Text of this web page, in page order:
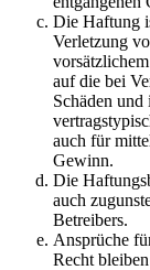
Die Haftung
Verletzung
auf die bei
Schäden
auch für
Gewinn.
Die
auch
Betreibers.
Ansprüche
Recht